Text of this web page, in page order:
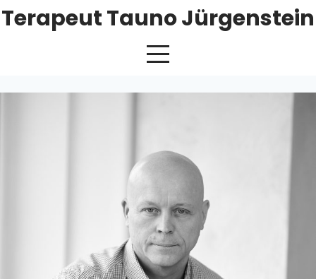
Terapeut Tauno Jürgenstein